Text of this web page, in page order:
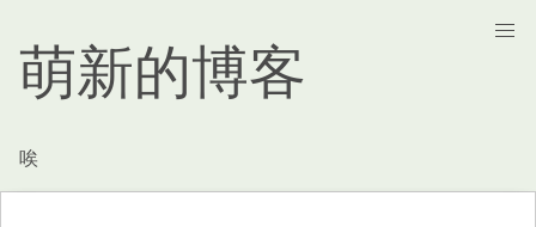
萌新的博客
唉